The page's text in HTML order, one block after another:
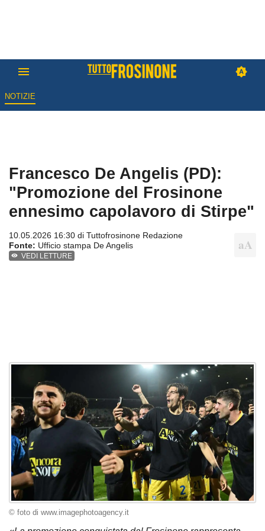
NOTIZIE
Francesco De Angelis (PD):
"Promozione del Frosinone
ennesimo capolavoro di Stirpe"
10.05.2026 16:30 di Tuttofrosinone Redazione
Fonte: Ufficio stampa De Angelis
VEDI LETTURE
© foto di www.imagephotoagency.it